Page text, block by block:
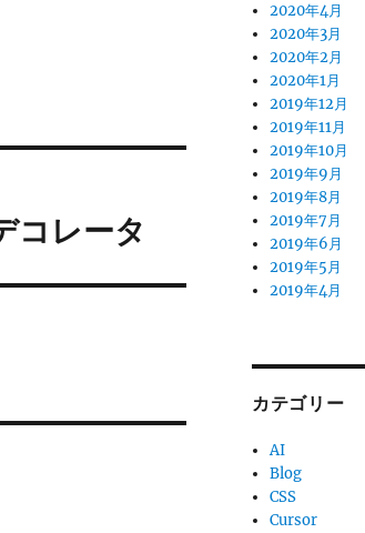
レータ
2020年4月
2020年3月
2020年2月
2020年1月
2019年12月
2019年11月
2019年10月
2019年9月
2019年8月
2019年7月
2019年6月
2019年5月
2019年4月
カテゴリー
AI
Blog
CSS
Cursor